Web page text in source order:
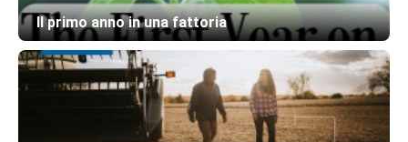
Il primo anno in una fattoria